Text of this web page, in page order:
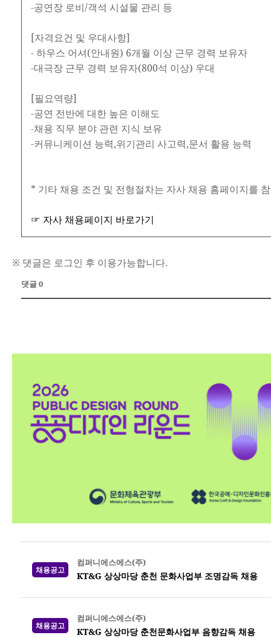
-공연장 로비/객석 시설물 관리 등
[자격요건 및 우대사항]
- 하우스 어셔(안내원) 6개월 이상 근무 경력 보유자
-대극장 근무 경력 보유자(800석 이상) 우대
[필요역량]
-공연 전반에 대한 높은 이해도
-채용 직무 분야 관련 지식 보유
-커뮤니케이션 능력,위기관리 사고력,문서 활용 능력
* 기타 채용 조건 및 전형절차는 자사 채용 홈페이지를
☞ 자사 채용페이지 바로가기
※ 댓글은 로그인 후 이용가능합니다.
댓글 0
채용공고
컴퍼니에스에스(주)
KT&G 상상마당 춘천 문화사업부 조명감독 채용
채용공고
컴퍼니에스에스(주)
KT&G 상상마당 춘천문화사업부 음향감독 채용